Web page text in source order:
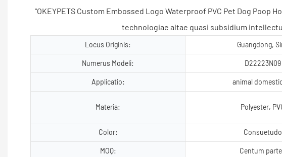
"OKEYPETS Custom Embossed Logo Waterproof PVC Pet Dog
technologiae altae quasi subsidium
Locus Originis: Guangdong,
Numerus Modeli: D22223N09
Applicatio: animal
Materia: Polyester,
Color: Consuetudo
MOQ: Centum